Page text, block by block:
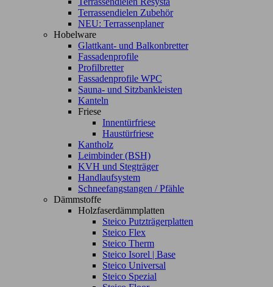
Terrassendielen Zubehör
NEU: Terrassenplaner
Hobelware
Glattkant- und Balkonbretter
Fassadenprofile
Profilbretter
Fassadenprofile WPC
Sauna- und Sitzbankleisten
Kanteln
Friese
Innentürfriese
Haustürfriese
Kantholz
Leimbinder (BSH)
KVH und Stegträger
Handlaufsystem
Schneefangstangen / Pfähle
Dämmstoffe
Holzfaserdämmplatten
Steico Putzträgerplatten
Steico Flex
Steico Therm
Steico Isorel | Base
Steico Universal
Steico Spezial